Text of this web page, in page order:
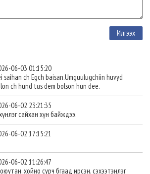
06-03 01:15:20
ch Egch baisan.Umguulugchiin huvyd
ch hund tus dem bolson hun dee.
06-02 23:21:35
сайхан хүн байждээ.
06-02 17:15:21
06-02 11:26:47
хойно сурч бгаад ирсэн, сэхээтэнлэг